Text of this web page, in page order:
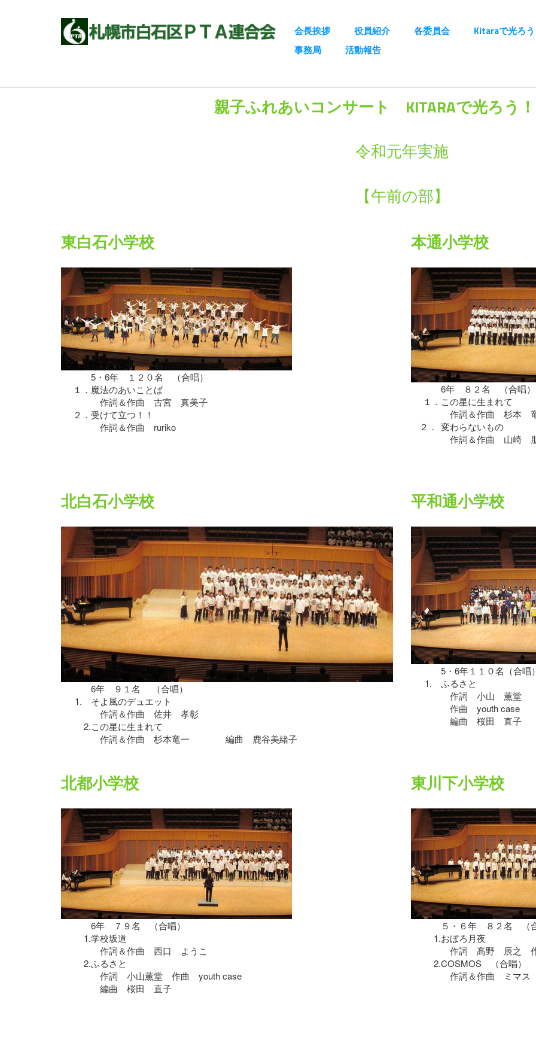
会長挨拶 役員紹介 各委員会
Kitaraで光ろ
事務局
活動報告
親子ふれあいコンサート KITARAで光ろう！
令和元年実施
【午前の部】
東白石小学校
5・6年 １２０名 （合唱）
１． 魔法のあいことば
作詞＆作曲 古宮 真美子
２． 受けて立つ！！
作詞＆作曲 ruriko
本通小学校
6年 ８２名 （合唱）
１． この星に生まれて
作詞＆作曲 杉本
２． 変わらないもの
作詞＆作曲 山崎
北白石小学校
6年 ９１名 （合唱）
1. そよ風のデュエット
作詞＆作曲 佐井 孝彰
2.この星に生まれて
作詞＆作曲 杉本竜一 編曲 鹿谷美緒子
平和通小学校
5・6年１１０名（合唱
1. ふるさと
作詞 小山 薫堂
作曲 youth case
編曲 桜田 直子
北都小学校
6年 ７９名 （合唱）
1.学校坂道
作詞＆作曲 西口 ようこ
2.ふるさと
作詞 小山薫堂 作曲 youth case
編曲 桜田 直子
東川下小学校
５・６年 ８２名 （
1.おぼろ月夜
作詞 髙野 辰之
2.COSMOS （合唱）
作詞＆作曲 ミマ